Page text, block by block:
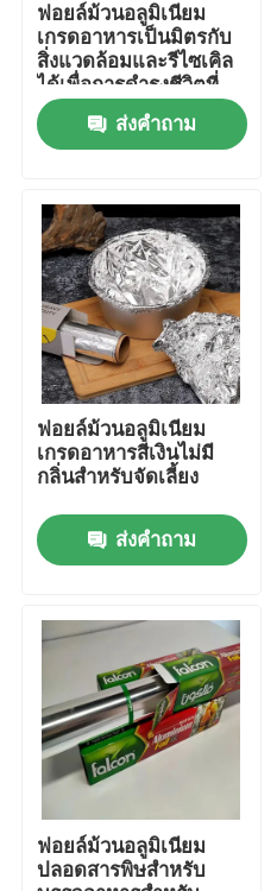
ฟอยล์ม้วนอลูมิเนียม
เกรดอาหารเป็นมิตรกับ
สิ่งแวดล้อมและรีไซเคิล
ได้เพื่อการดำรงชีวิตที่
ยั่งยืน
ส่งคำถาม
ฟอยล์ม้วนอลูมิเนียม
เกรดอาหารสีเงินไม่มี
กลิ่นสำหรับจัดเลี้ยง
ส่งคำถาม
ฟอยล์ม้วนอลูมิเนียม
ปลอดสารพิษสำหรับ